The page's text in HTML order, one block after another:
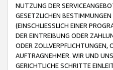
NUTZUNG DER
GESETZLICHEN
(EINSCHLIESSLICH EINER
DER EINTREIBUNG ODER
ODER ZOLLVERPFLICHTUNGEN,
AUFTRAGNEHMER. WIR UND
GERICHTLICHE SCHRITTE